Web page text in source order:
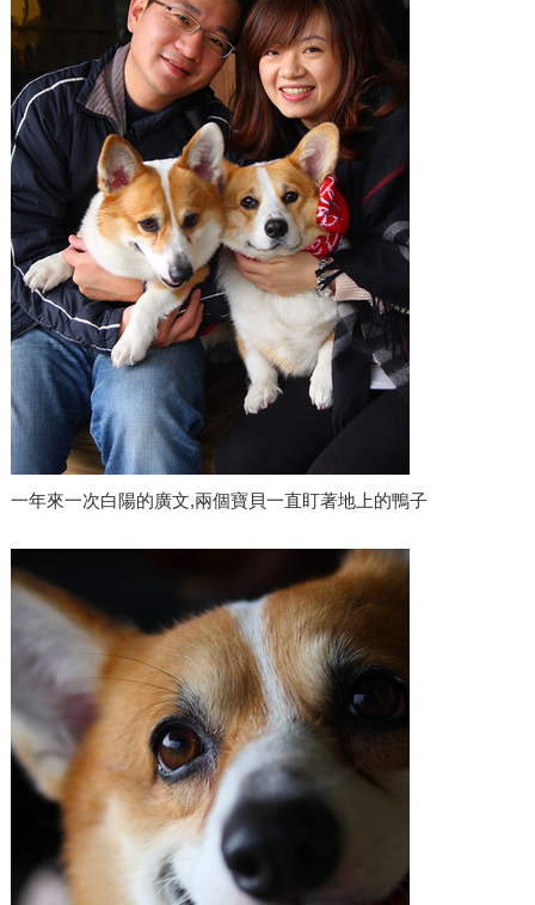
一年來一次白陽的廣文,兩個寶貝一直盯著地上的鴨子